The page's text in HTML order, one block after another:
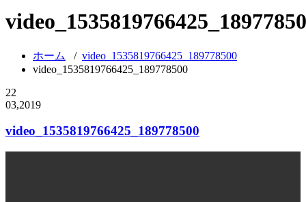
ホーム / video_1535819766425_189778500
video_1535819766425_189778500
22
03,2019
video_1535819766425_189778500